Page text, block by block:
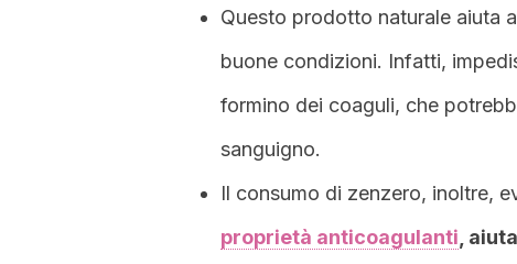
Questo prodotto naturale aiuta
buone condizioni. Infatti,
formino dei coaguli, che
sanguigno.
Il consumo di zenzero, inoltre,
proprietà anticoagulanti ,